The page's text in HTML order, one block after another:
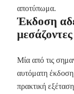
αποτύπωμα.
Έκδοση
μεσάζοντες
Μία από τις
αυτόματη
πρακτική